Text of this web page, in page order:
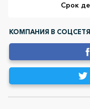
КОМПАНИЯ В
Срок